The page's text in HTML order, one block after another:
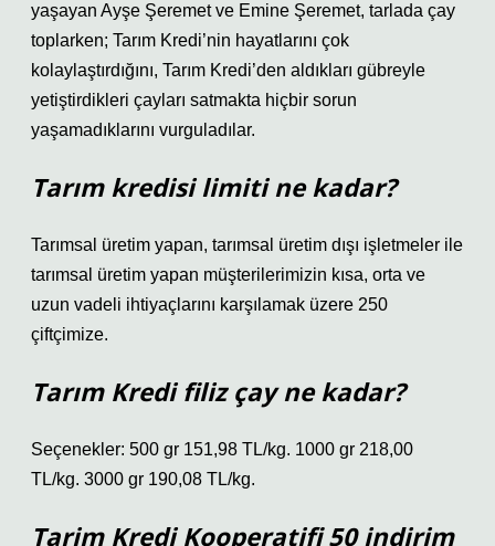
yaşayan Ayşe Şeremet ve Emine Şeremet, tarlada çay
toplarken; Tarım Kredi’nin hayatlarını çok
kolaylaştırdığını, Tarım Kredi’den aldıkları gübreyle
yetiştirdikleri çayları satmakta hiçbir sorun
yaşamadıklarını vurguladılar.
Tarım kredisi limiti ne kadar?
Tarımsal üretim yapan, tarımsal üretim dışı işletmeler ile
tarımsal üretim yapan müşterilerimizin kısa, orta ve
uzun vadeli ihtiyaçlarını karşılamak üzere 250
çiftçimize.
Tarım Kredi filiz çay ne kadar?
Seçenekler: 500 gr 151,98 TL/kg. 1000 gr 218,00
TL/kg. 3000 gr 190,08 TL/kg.
Tarim Kredi Kooperatifi 50 indirim